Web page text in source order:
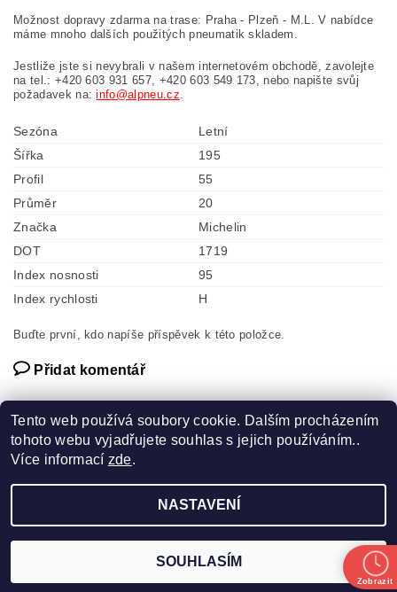
Možnost dopravy zdarma na trase: Praha - Plzeň - M.L. V nabídce
máme mnoho dalších použitých pneumatik skladem.
Jestliže jste si nevybrali v našem internetovém obchodě, zavolejte
na tel.: +420 603 931 657, +420 603 549 173, nebo napište svůj
požadavek na:info@alpneu.cz.
Sezóna
Letní
Šířka
195
Profil
55
Průměr
20
Značka
Michelin
DOT
1719
Index nosnosti
95
Index rychlosti
H
Buďte první, kdo napíše příspěvek k této položce.
Přidat komentář
2026 ©Pneuservis SCHUBERT, všechna práva vyhrazena
Vytvořil Shoptet
Zobrazit
Tento web používá soubory cookie. Dalším procházením
tohoto webu vyjadřujete souhlas s jejich používáním..
Více informací zde.
NASTAVENÍ
SOUHLASÍM